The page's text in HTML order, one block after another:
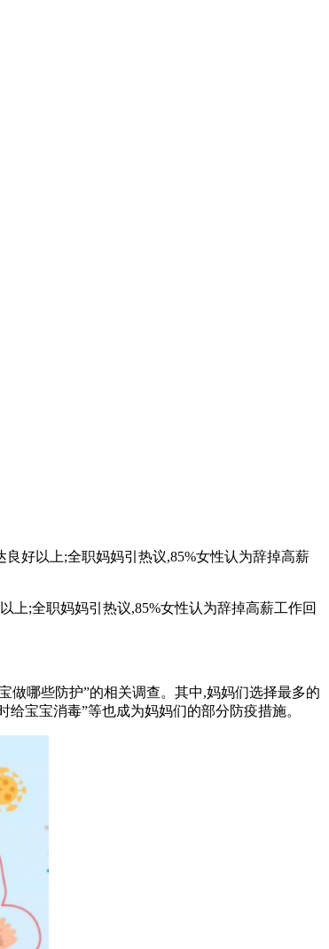
好以上;全职妈妈引热议,85%女性认为辞掉高薪
;全职妈妈引热议,85%女性认为辞掉高薪工作回
哪些防护”的相关调查。其中,妈妈们选择最多的
宝宝消毒”等也成为妈妈们的部分防疫措施。